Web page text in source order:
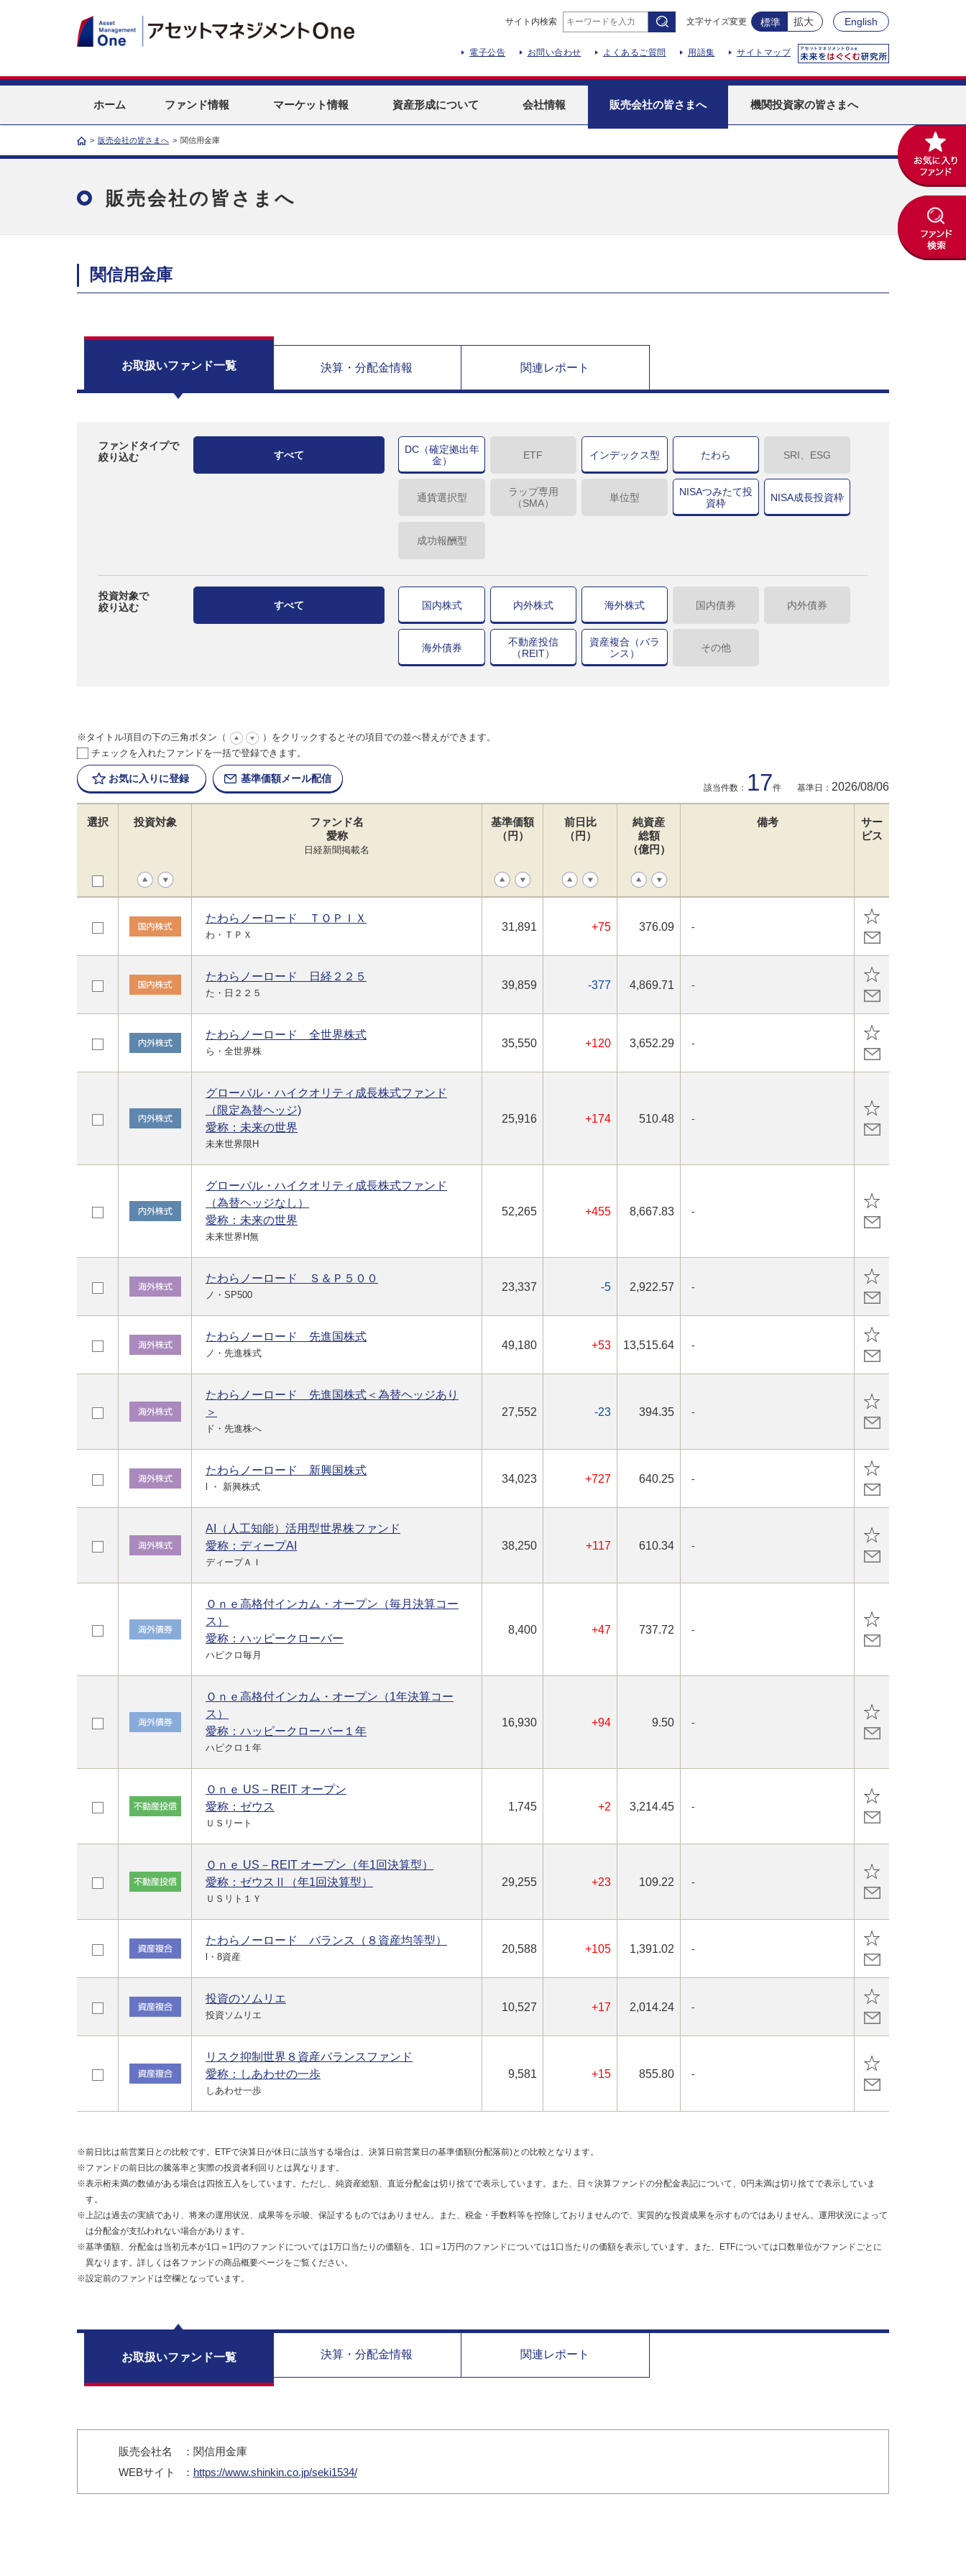
サイト内検索 文字サイズ変更 標準 拡大 English
電子公告 お問い合わせ よくあるご質問 用語集 サイトマップ
ホーム ファンド情報 マーケット情報 資産形成について 会社情報 販売会社の皆さまへ 機関投資家の皆さまへ
> 販売会社の皆さまへ > 関信用金庫
販売会社の皆さまへ
関信用金庫
お取扱いファンド一覧 決算・分配金情報 関連レポート
ファンドタイプで
絞り込む
すべて
DC（確定拠出年
金）
ETF インデックス型 たわら SRI、ESG
通貨選択型
ラップ専用
（SMA）
単位型
NISAつみたて投
資枠
NISA成長投資枠
成功報酬型
投資対象で
絞り込む
すべて 国内株式 内外株式 海外株式 国内債券 内外債券
海外債券
不動産投信
（REIT）
資産複合（バラ
ンス）
その他
※タイトル項目の下の三角ボタン（
）をクリックするとその項目での並べ替えができます。
チェックを入れたファンドを一括で登録できます。
お気に入りに登録 基準価額メール配信
該当件数： 17件 基準日： 2026/08/06
選択 投資対象
ファンド名
愛称
日経新聞掲載名
基準価額
（円）
前日比
（円）
純資産
総額
（億円）
備考
サー
ビス
たわらノーロード ＴＯＰＩＸ
わ・ＴＰＸ
31,891 +75 376.09 -
たわらノーロード 日経２２５
た・日２２５
39,859 -377 4,869.71 -
たわらノーロード 全世界株式
ら・全世界株
35,550 +120 3,652.29 -
グローバル・ハイクオリティ成長株式ファンド
（限定為替ヘッジ)
愛称：未来の世界
未来世界限H
25,916 +174 510.48 -
グローバル・ハイクオリティ成長株式ファンド
（為替ヘッジなし）
愛称：未来の世界
未来世界H無
52,265 +455 8,667.83 -
たわらノーロード Ｓ＆Ｐ５００
ノ・SP500
23,337 -5 2,922.57 -
たわらノーロード 先進国株式
ノ・先進株式
49,180 +53 13,515.64 -
たわらノーロード 先進国株式＜為替ヘッジあり
＞
ド・先進株へ
27,552 -23 394.35 -
たわらノーロード 新興国株式
l ・ 新興株式
34,023 +727 640.25 -
AI（人工知能）活用型世界株ファンド
愛称：ディープAI
ディープＡＩ
38,250 +117 610.34 -
Ｏｎｅ高格付インカム・オープン（毎月決算コー
ス）
愛称：ハッピークローバー
ハピクロ毎月
8,400 +47 737.72 -
Ｏｎｅ高格付インカム・オープン（1年決算コー
ス）
愛称：ハッピークローバー１年
ハピクロ１年
16,930 +94 9.50 -
Ｏｎｅ US－REIT オープン
愛称：ゼウス
ＵＳリート
1,745 +2 3,214.45 -
Ｏｎｅ US－REIT オープン（年1回決算型）
愛称：ゼウスⅡ（年1回決算型）
ＵＳリト１Ｙ
29,255 +23 109.22 -
たわらノーロード バランス（８資産均等型）
l・8資産
20,588 +105 1,391.02 -
投資のソムリエ
投資ソムリエ
10,527 +17 2,014.24 -
リスク抑制世界８資産バランスファンド
愛称：しあわせの一歩
しあわせ一歩
9,581 +15 855.80 -
※前日比は前営業日との比較です。ETFで決算日が休日に該当する場合は、決算日前営業日の基準価額(分配落前)との比較となります。
※ファンドの前日比の騰落率と実際の投資者利回りとは異なります。
※表示桁未満の数値がある場合は四捨五入をしています。ただし、純資産総額、直近分配金は切り捨てで表示しています。また、日々決算ファンドの分配金表記について、0円未満は切り捨てで表示していま
す。
※上記は過去の実績であり、将来の運用状況、成果等を示唆、保証するものではありません。また、税金・手数料等を控除しておりませんので、実質的な投資成果を示すものではありません。運用状況によって
は分配金が支払われない場合があります。
※基準価額、分配金は当初元本が1口＝1円のファンドについては1万口当たりの価額を、1口＝1万円のファンドについては1口当たりの価額を表示しています。また、ETFについては口数単位がファンドごとに
異なります。詳しくは各ファンドの商品概要ページをご覧ください。
※設定前のファンドは空欄となっています。
お取扱いファンド一覧 決算・分配金情報 関連レポート
販売会社名
：関信用金庫
WEBサイト ： https://www.shinkin.co.jp/seki1534/